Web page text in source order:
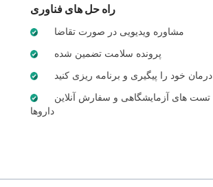
راه حل های فناوری
مشاوره ویدیویی در صورت تقاضا
پرونده سلامت تضمین شده
درمان خود را پیگیری و برنامه ریزی کنید
داروها